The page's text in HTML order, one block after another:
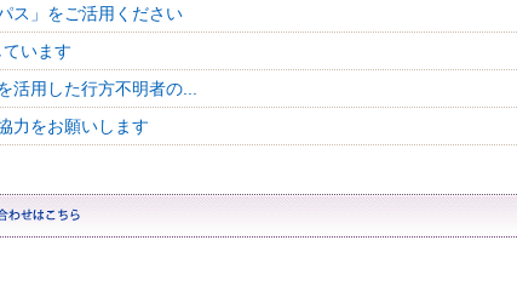
ス」をご活用ください
います
活用した行方不明者の...
力をお願いします